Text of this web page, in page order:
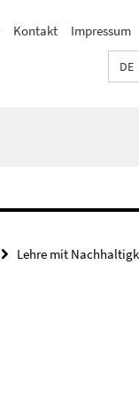
Kontakt Impressum
DE
Lehre mit